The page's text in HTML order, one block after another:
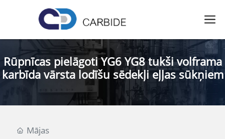
Rūpnīcas pielāgoti YG6 YG8 tukši volframa
karbīda vārsta lodīšu sēdekļi eļļas sūkņiem
Mājas